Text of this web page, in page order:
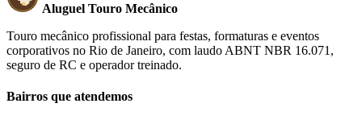
Aluguel Touro Mecânico
Touro mecânico profissional para festas, formaturas e eventos
corporativos no Rio de Janeiro, com laudo ABNT NBR 16.071,
seguro de RC e operador treinado.
Bairros que atendemos